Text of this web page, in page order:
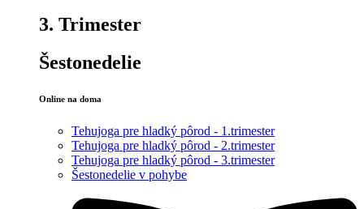
3. Trimester
Šestonedelie
Online na doma
Tehujoga pre hladký pôrod - 1.trimester
Tehujoga pre hladký pôrod - 2.trimester
Tehujoga pre hladký pôrod - 3.trimester
Šestonedelie v pohybe